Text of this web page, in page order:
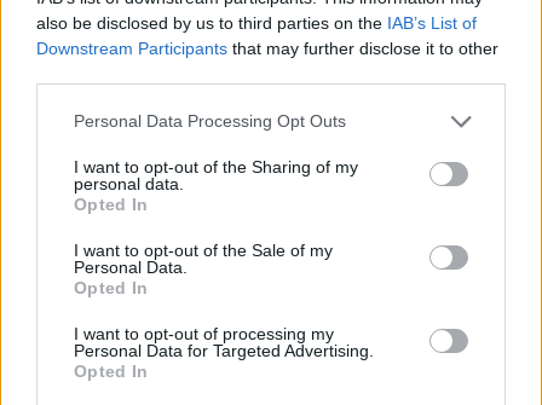
also be disclosed by us to third parties on the IAB’s List of
Downstream Participants that may further disclose it to other
Please note that this website/app uses one or more Google
not limited to your visit or usage behaviour. You may click to
grant or deny consent to Google and its third-party tags to
use your data for below specified purposes in below Google
consent section.
Personal Data Processing Opt Outs
I want to opt-out of the Sharing of my
personal data.
Opted In
I want to opt-out of the Sale of my
Personal Data.
Opted In
I want to opt-out of processing my
Personal Data for Targeted Advertising.
Opted In
észlelésétől – ám amikor az elme már nem
egyetlen tigrissel, hanem egy egész virtuális
dzsungellel küzd, a rendszer túlterhelődik. A
kortizolszint magas marad, a szimpatikus
idegrendszer túlműködik...Hosszú távon ez az
állapot nemcsak pszichésen, hanem fizikailag is
kimerít.Az ember fáradtnak érzi magát úgy is,
hogy egész nap csak ült. A pszichés túlélő
magyarázza a pszichológus.